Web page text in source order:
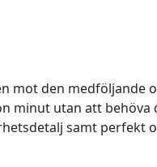
mot den medföljande
minut utan att behöva
samt perfekt